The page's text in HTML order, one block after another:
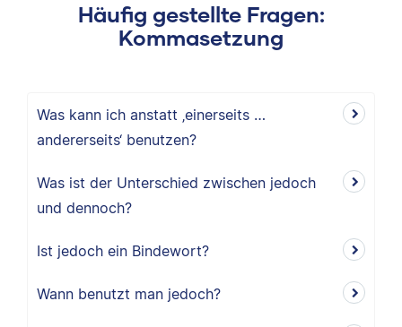
Häufig gestellte Fragen:
Kommasetzung
Was kann ich anstatt ‚einerseits …
andererseits‘ benutzen?
Was ist der Unterschied zwischen jedoch
und dennoch?
Ist jedoch ein Bindewort?
Wann benutzt man jedoch?